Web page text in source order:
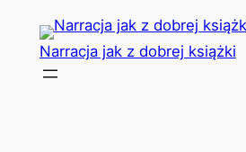
Przejdź
treści
Narracja jak z dobrej książki